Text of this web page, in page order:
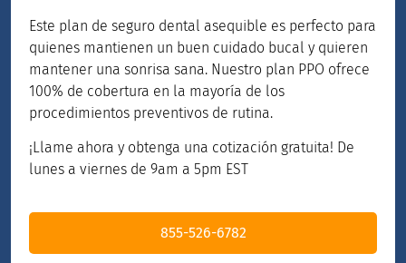
Este plan de seguro dental asequible es perfecto para
quienes mantienen un buen cuidado bucal y quieren
mantener una sonrisa sana. Nuestro plan PPO ofrece
100% de cobertura en la mayoría de los
procedimientos preventivos de rutina.
¡Llame ahora y obtenga una cotización gratuita! De
lunes a viernes de 9am a 5pm EST
855-526-6782